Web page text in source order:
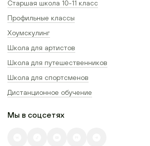
Старшая школа 10-11 класс
Профильные классы
Хоумскулинг
Школа для артистов
Школа для путешественников
Школа для спортсменов
Дистанционное обучение
Мы в соцсетях